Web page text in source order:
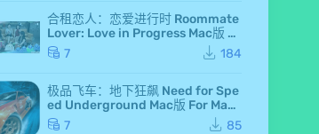
合租恋人：恋爱进行时 Roommate
Lover: Love in Progress Mac版 Fo
r Mac GameStart Mac游戏
7 184
极品飞车：地下狂飙 Need for Spe
ed Underground Mac版 For Mac
极品飞车7 Mac游戏
7 85